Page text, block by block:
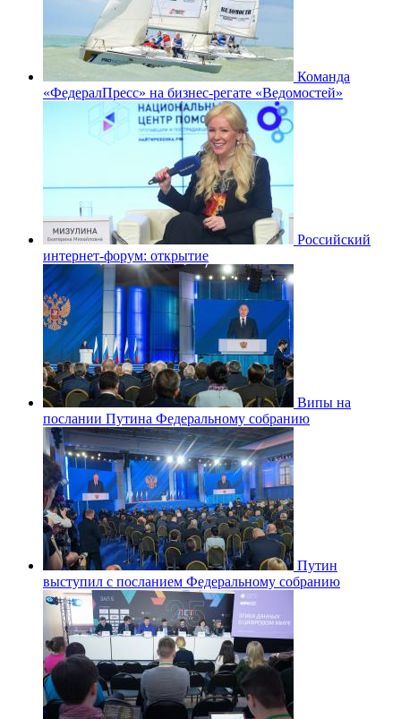
Команда
«ФедералПресс» на бизнес-регате «Ведомостей»
Российский
интернет-форум: открытие
Випы на
послании Путина Федеральному собранию
Путин
выступил с посланием Федеральному собранию